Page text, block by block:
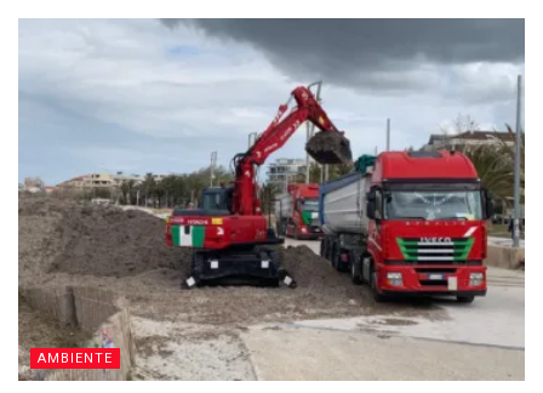
AMBIENTE